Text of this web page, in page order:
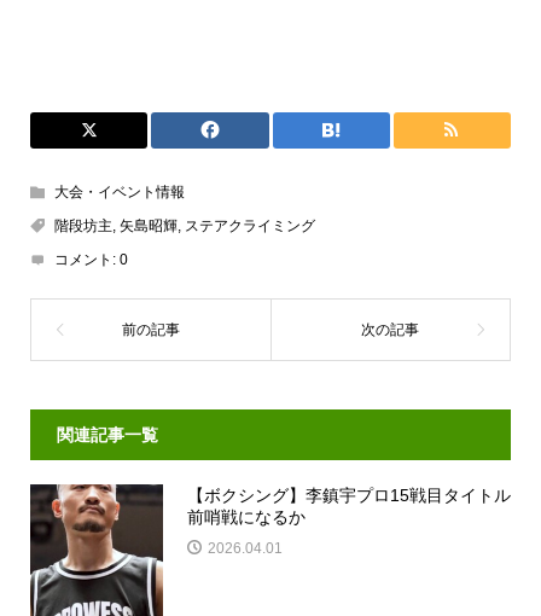
大会・イベント情報
階段坊主, 矢島昭輝, ステアクライミング
コメント: 0
関連記事一覧
【ボクシング】李鎮宇プロ15戦目タイトル
前哨戦になるか
2026.04.01